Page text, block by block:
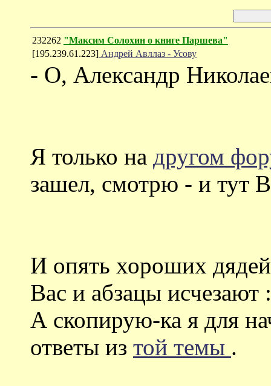
232262 "Максим Солохин о книге Паршева"
[195.239.61.223] Андрей Авллаз - Усову
- О, Александр
Я только на другом
зашел, смотрю - и тут
И опять хороших
Вас и абзацы исчезают
А скопирую-ка я для
ответы из той темы .